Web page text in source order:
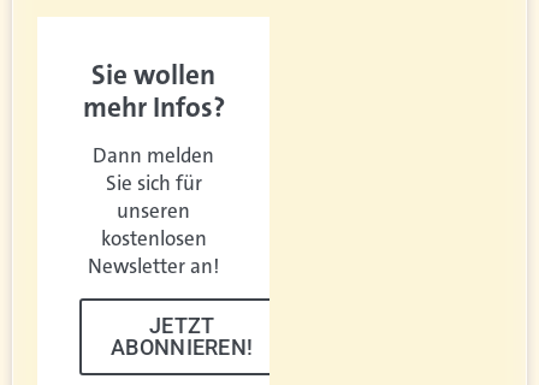
Sie wollen
mehr Infos?
Dann melden
Sie sich für
unseren
kostenlosen
Newsletter an!
JETZT
ABONNIEREN!